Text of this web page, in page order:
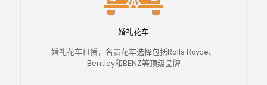
婚礼花车
婚礼花车租赁，名贵花车选择包括Rolls Royce、
Bentley和BENZ等顶级品牌